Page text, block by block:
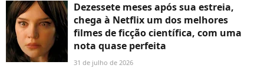
Dezessete meses após sua estreia,
chega à Netflix um dos melhores
filmes de ficção científica, com uma
nota quase perfeita
31 de julho de 2026